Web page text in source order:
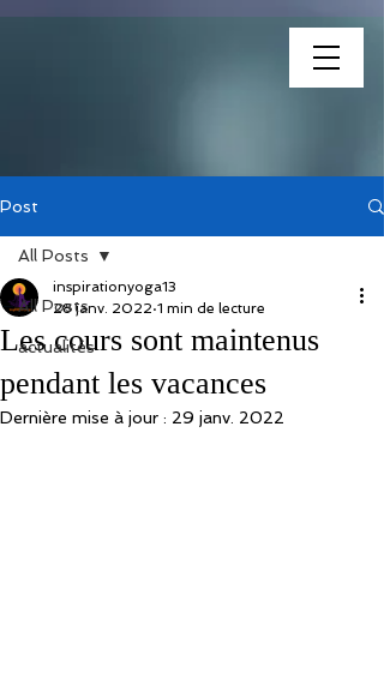
Post
All Posts
actualités
All Posts
Les cours sont maintenus
pendant les vacances
inspirationyoga13
28 janv. 2022 1 min de lecture
Dernière mise à jour : 29 janv. 2022